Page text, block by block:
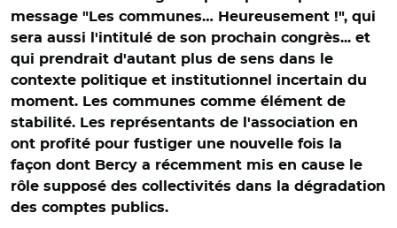
message "Les communes… Heureusement !", qui
sera aussi l'intitulé de son prochain congrès... et
qui prendrait d'autant plus de sens dans le
contexte politique et institutionnel incertain du
moment. Les communes comme élément de
stabilité. Les représentants de l'association en
ont profité pour fustiger une nouvelle fois la
façon dont Bercy a récemment mis en cause le
rôle supposé des collectivités dans la dégradation
des comptes publics.
© C.M/ Antoine Homé, Philippe Laurent, Murielle Fabre,